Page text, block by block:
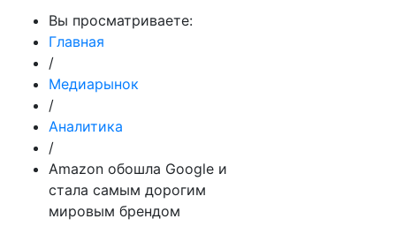
Вы просматриваете:
Главная
/
Медиарынок
/
Аналитика
/
Amazon обошла Google и
стала самым дорогим
мировым брендом